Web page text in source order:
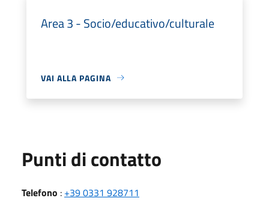
Area 3 - Socio/educativo/culturale
VAI ALLA PAGINA
Punti di contatto
Telefono : +39 0331 928711